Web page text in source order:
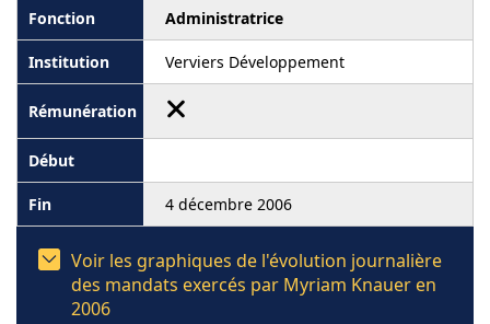
Administratrice
Verviers Développement
4 décembre 2006
Voir les graphiques de l'évolution journalière
des mandats exercés par Myriam Knauer en
2006